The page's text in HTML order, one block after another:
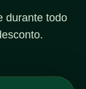
durante todo